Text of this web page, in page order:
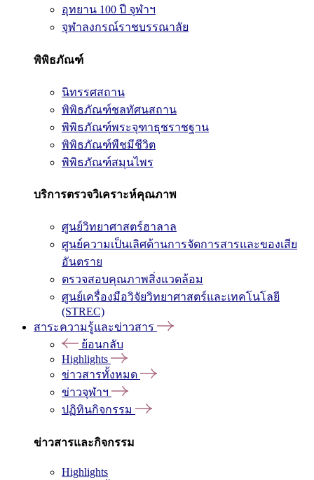
อุทยาน 100 ปี จุฬาฯ
จุฬาลงกรณ์ราชบรรณาลัย
พิพิธภัณฑ์
นิทรรศสถาน
พิพิธภัณฑ์ชลทัศนสถาน
พิพิธภัณฑ์พระจุฑาธุชราชฐาน
พิพิธภัณฑ์พืชมีชีวิต
พิพิธภัณฑ์สมุนไพร
บริการตรวจวิเคราะห์คุณภาพ
ศูนย์วิทยาศาสตร์ฮาลาล
ศูนย์ความเป็นเลิศด้านการจัดการสารและของเสีย
อันตราย
ตรวจสอบคุณภาพสิ่งแวดล้อม
ศูนย์เครื่องมือวิจัยวิทยาศาสตร์และเทคโนโลยี
(STREC)
สาระความรู้และข่าวสาร
ย้อนกลับ
Highlights
ข่าวสารทั้งหมด
ข่าวจุฬาฯ
ปฏิทินกิจกรรม
ข่าวสารและกิจกรรม
Highlights